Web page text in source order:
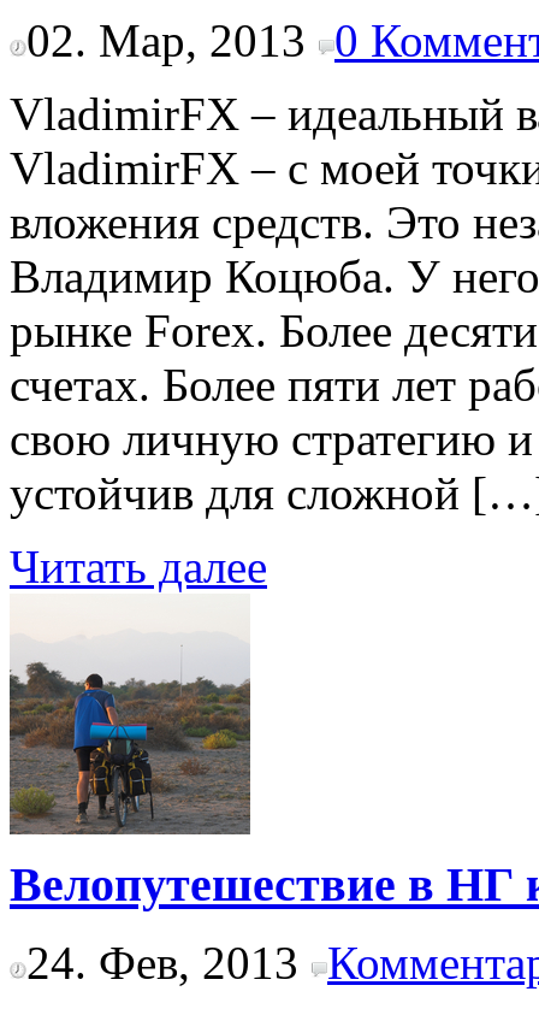
02. Мар, 2013
0
VladimirFX – идеальный
VladimirFX – с моей
вложения средств. Это
Владимир Коцюба. У
рынке Forex. Более
счетах. Более пяти лет
свою личную стратегию и
устойчив для сложной
Читать далее
Велопутешествие в
24. Фев, 2013